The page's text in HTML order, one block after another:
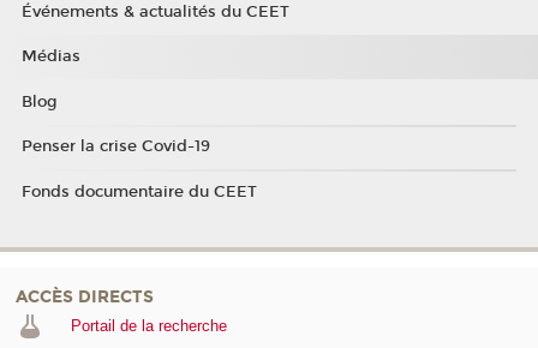
Événements & actualités du CEET
Médias
Blog
Penser la crise Covid-19
Fonds documentaire du CEET
ACCÈS DIRECTS
Portail de la recherche